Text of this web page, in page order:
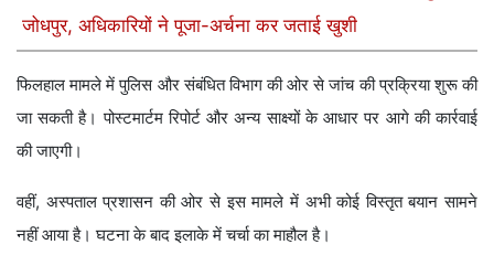
जोधपुर, अधिकारियों ने पूजा-अर्चना कर जताई खुशी
फिलहाल मामले में पुलिस और संबंधित विभाग की ओर से जांच की प्रक्रिया शुरू की
जा सकती है। पोस्टमार्टम रिपोर्ट और अन्य साक्ष्यों के आधार पर आगे की कार्रवाई
की जाएगी।
वहीं, अस्पताल प्रशासन की ओर से इस मामले में अभी कोई विस्तृत बयान सामने
नहीं आया है। घटना के बाद इलाके में चर्चा का माहौल है।